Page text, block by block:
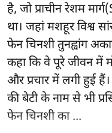
है, जो प्राचीन रेशम
था। जहां मशहूर विश्व
फेन चिनशी तुनह्वांग
कहा कि वे पूरे जीवन में
और प्रचार में लगी हुई
की बेटी के नाम से भी
फेन चिनशी का ...